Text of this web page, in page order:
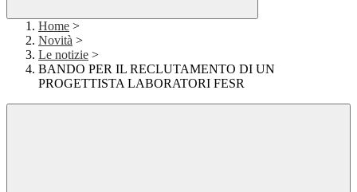
Home >
Novità >
Le notizie >
BANDO PER IL RECLUTAMENTO DI UN
PROGETTISTA LABORATORI FESR